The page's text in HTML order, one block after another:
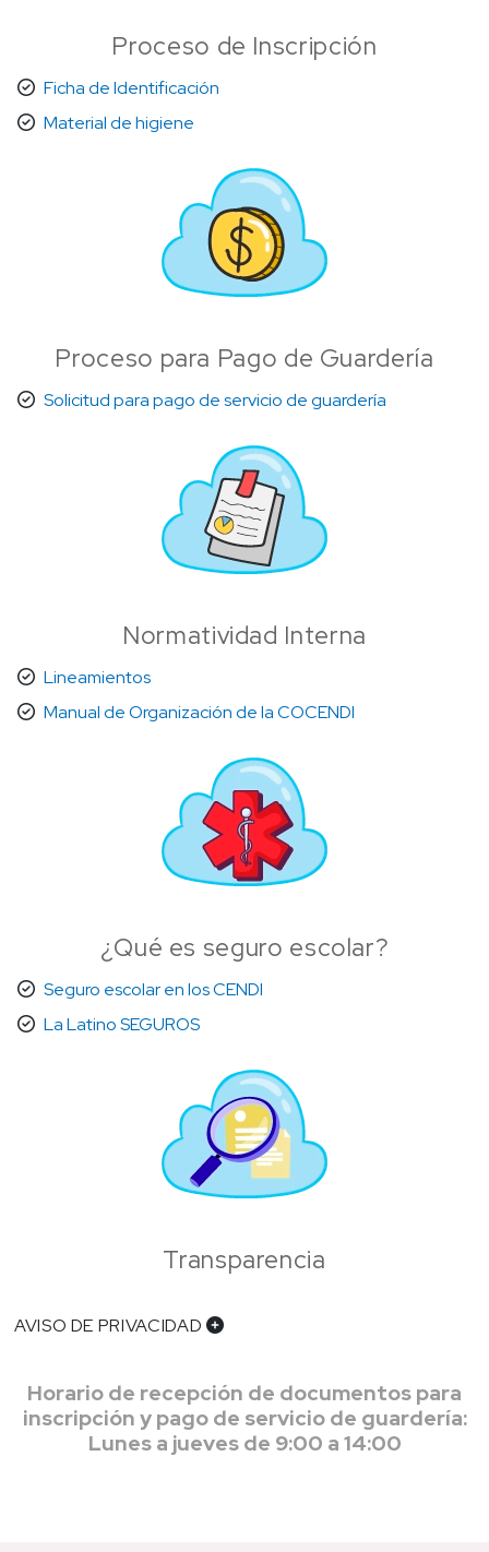
Proceso de Inscripción
Ficha de Identificación
Material de higiene
Proceso para Pago de Guardería
Solicitud para pago de servicio de guardería
Normatividad Interna
Lineamientos
Manual de Organización de la COCENDI
¿Qué es seguro escolar?
Seguro escolar en los CENDI
La Latino SEGUROS
Transparencia
AVISO DE PRIVACIDAD
Horario de recepción de documentos para
inscripción y pago de servicio de guardería:
Lunes a jueves de 9:00 a 14:00